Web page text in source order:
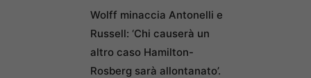
Wolff minaccia Antonelli e
Russell: ‘Chi causerà un
altro caso Hamilton-
Rosberg sarà allontanato’.